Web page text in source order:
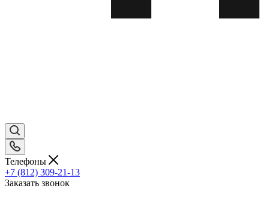
Телефоны
+7 (812) 309-21-13
Заказать звонок